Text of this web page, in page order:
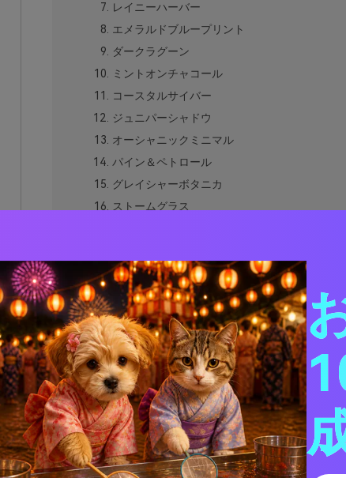
レイニーハーバー
エメラルドブループリント
ダークラグーン
ミントオンチャコール
コースタルサイバー
ジュニパーシャドウ
オーシャニックミニマル
パイン＆ペトロール
グレイシャーボタニカ
ストームグラス
オーロラターミナル
ベルベットマングローブ
ブラック・ブルー・グリーンと相性がよい
実際のデザインでブラック・ブルー・グリ
AIでブラック・ブルー・グリーンパレット
ブラック・ブルー・グ